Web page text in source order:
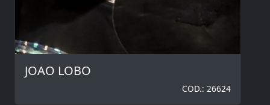
JOAO LOBO
COD.: 26624